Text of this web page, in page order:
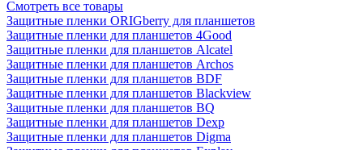
Смотреть все товары
Защитные пленки ORIGberry для планшетов
Защитные пленки для планшетов 4Good
Защитные пленки для планшетов Alcatel
Защитные пленки для планшетов Archos
Защитные пленки для планшетов BDF
Защитные пленки для планшетов Blackview
Защитные пленки для планшетов BQ
Защитные пленки для планшетов Dexp
Защитные пленки для планшетов Digma